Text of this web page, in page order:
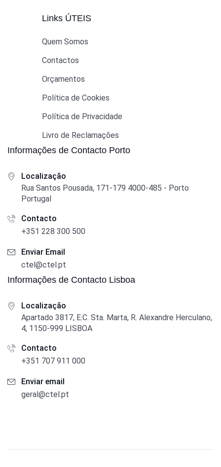
Links ÚTEIS
Quem Somos
Contactos
Orçamentos
Política de Cookies
Política de Privacidade
Livro de Reclamações
Informações de Contacto Porto
Localização
Rua Santos Pousada, 171-179 4000-485 - Porto
Portugal
Contacto
+351 228 300 500
Enviar Email
ctel@ctel.pt
Informações de Contacto Lisboa
Localização
Apartado 3817, E.C. Sta. Marta, R. Alexandre Herculano,
4, 1150-999 LISBOA
Contacto
+351 707 911 000
Enviar email
geral@ctel.pt